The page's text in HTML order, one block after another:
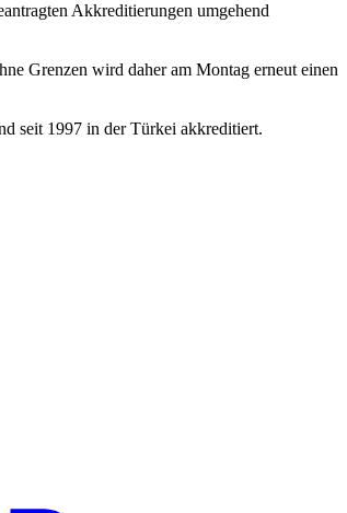
Akkreditierungen umgehend
Grenzen wird daher am Montag erneut einen
seit 1997 in der Türkei akkreditiert.